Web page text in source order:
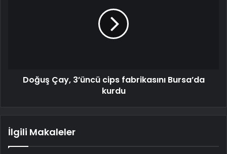
Doğuş Çay, 3’üncü cips fabrikasını Bursa’da
kurdu
İlgili Makaleler